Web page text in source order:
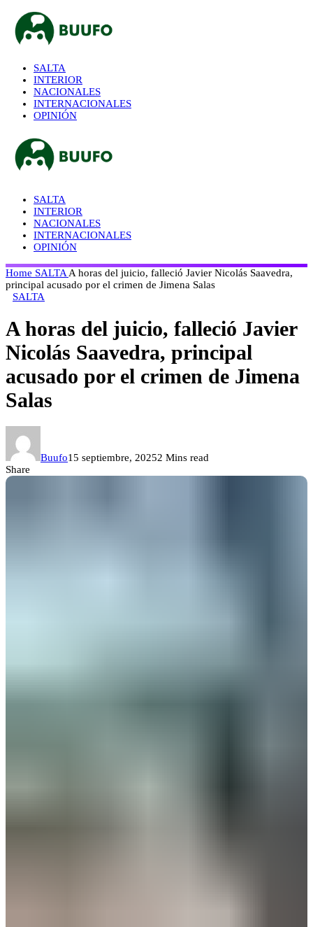
SALTA
INTERIOR
NACIONALES
INTERNACIONALES
OPINIÓN
SALTA
INTERIOR
NACIONALES
INTERNACIONALES
OPINIÓN
Home SALTA A horas del juicio, falleció Javier Nicolás Saavedra,
principal acusado por el crimen de Jimena Salas
SALTA
A horas del juicio, falleció Javier
Nicolás Saavedra, principal
acusado por el crimen de Jimena
Salas
Buufo15 septiembre, 20252 Mins read
Share